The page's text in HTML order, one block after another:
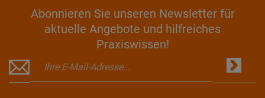
Abonnieren Sie unseren Newsletter für
aktuelle Angebote und hilfreiches
Praxiswissen!